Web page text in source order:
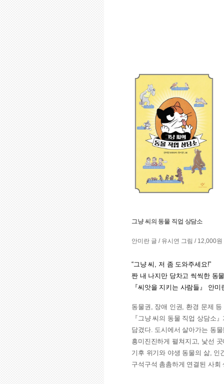
그냥 씨의 동물 직업 상담소
안미란 글 / 유시연 그림 / 12,000원
“그냥 씨, 저 좀 도와주세요!”
짠 내 나지만 당차고 씩씩한 동
『씨앗을 지키는 사람들』 안미
동물권, 장애 인권, 환경 문제
『그냥 씨의 동물 직업 상담소
담겼다. 도시에서 살아가는 동
흥미진진하게 펼쳐지고, 낯선
기후 위기와 야생 동물의 삶, 인
구석구석 촘촘하게 연결된 사